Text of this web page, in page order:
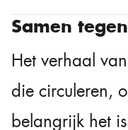
Samen
Het verhaal
die circuleren,
belangrijk het